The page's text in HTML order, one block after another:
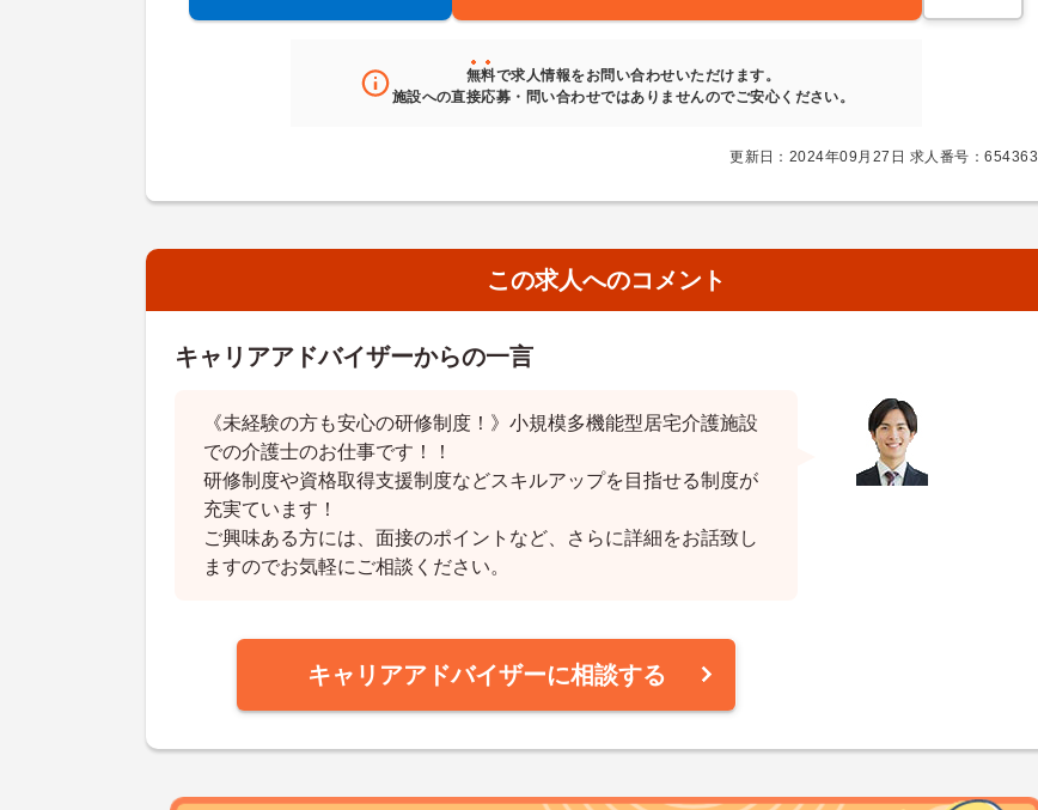
無料で求人情報をお問い合わせいただけます。
施設への直接応募・問い合わせではありませんのでご安心ください。
更新日：2024年09月27日 求人番号：654363
この求人へのコメント
キャリアアドバイザーからの一言
《未経験の方も安心の研修制度！》小規模多機能型居宅介護施設
での介護士のお仕事です！！
研修制度や資格取得支援制度などスキルアップを目指せる制度が
充実ています！
ご興味ある方には、面接のポイントなど、さらに詳細をお話致し
ますのでお気軽にご相談ください。
キャリアアドバイザーに相談する